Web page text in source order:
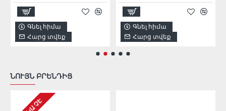
Գնել հիմա
Հարց տվեք
Գնել հիմա
Հարց տվեք
ՆՈՒՅՆ ԲՐԵՆԴԻՑ